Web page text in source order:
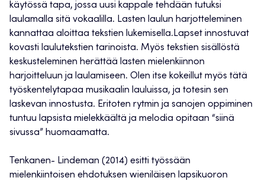
käytössä tapa, jossa uusi kappale tehdään tutuksi
laulamalla sitä vokaalilla. Lasten laulun harjotteleminen
kannattaa aloittaa tekstien lukemisella.Lapset innostuvat
kovasti laulutekstien tarinoista. Myös tekstien sisällöstä
keskusteleminen herättää lasten mielenkiinnon
harjoitteluun ja laulamiseen. Olen itse kokeillut myös tätä
työskentelytapaa musikaalin lauluissa, ja totesin sen
laskevan innostusta. Eritoten rytmin ja sanojen oppiminen
tuntuu lapsista mielekkäältä ja melodia opitaan “siinä
sivussa” huomaamatta.
Tenkanen- Lindeman (2014) esitti työssään
mielenkiintoisen ehdotuksen wieniläisen lapsikuoron